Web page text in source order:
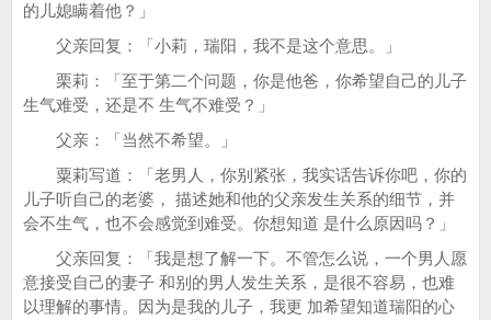
的儿媳瞒着他？」
父亲回复：「小莉，瑞阳，我不是这个意思。」
栗莉：「至于第二个问题，你是他爸，你希望自己的儿子
生气难受，还是不 生气不难受？」
父亲：「当然不希望。」
粟莉写道：「老男人，你别紧张，我实话告诉你吧，你的
儿子听自己的老婆， 描述她和他的父亲发生关系的细节，并
会不生气，也不会感觉到难受。你想知道 是什么原因吗？」
父亲回复：「我是想了解一下。不管怎么说，一个男人愿
意接受自己的妻子 和别的男人发生关系，是很不容易，也难
以理解的事情。因为是我的儿子，我更 加希望知道瑞阳的心